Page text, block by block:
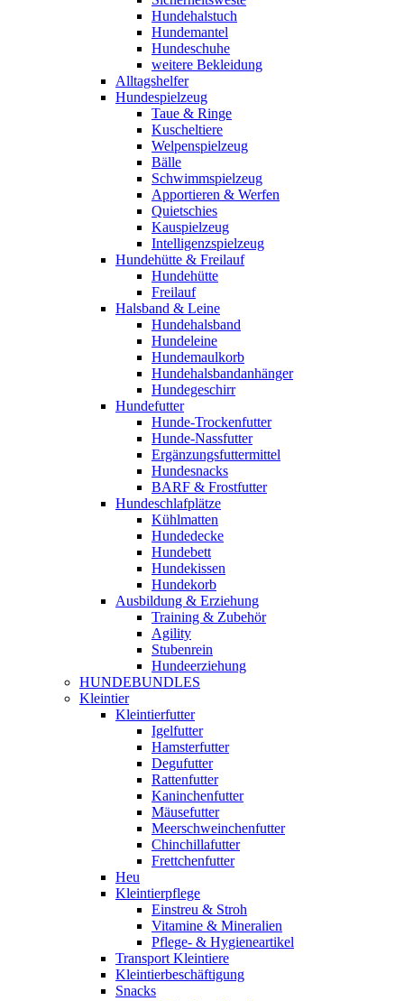
Hundehalstuch
Hundemantel
Hundeschuhe
weitere Bekleidung
Alltagshelfer
Hundespielzeug
Taue & Ringe
Kuscheltiere
Welpenspielzeug
Bälle
Schwimmspielzeug
Apportieren & Werfen
Quietschies
Kauspielzeug
Intelligenzspielzeug
Hundehütte & Freilauf
Hundehütte
Freilauf
Halsband & Leine
Hundehalsband
Hundeleine
Hundemaulkorb
Hundehalsbandanhänger
Hundegeschirr
Hundefutter
Hunde-Trockenfutter
Hunde-Nassfutter
Ergänzungsfuttermittel
Hundesnacks
BARF & Frostfutter
Hundeschlafplätze
Kühlmatten
Hundedecke
Hundebett
Hundekissen
Hundekorb
Ausbildung & Erziehung
Training & Zubehör
Agility
Stubenrein
Hundeerziehung
HUNDEBUNDLES
Kleintier
Kleintierfutter
Igelfutter
Hamsterfutter
Degufutter
Rattenfutter
Kaninchenfutter
Mäusefutter
Meerschweinchenfutter
Chinchillafutter
Frettchenfutter
Heu
Kleintierpflege
Einstreu & Stroh
Vitamine & Mineralien
Pflege- & Hygieneartikel
Transport Kleintiere
Kleintierbeschäftigung
Snacks